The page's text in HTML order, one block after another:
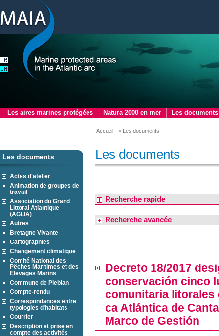
Les aires marines protégées Natura 2000 en mer Les documents
Accueil > Les documents
Les documents
Actes d'atelier
Animation de groupes de
travail
Association du Grand
Littoral Atlantique
(AGLIA)
Autres
Bretagne Vivante
Cartographies
Changement climatique
Comité National des
Pêches Maritimes et des
Elevages Marins
Commune de Plebian
Compte-rendu
Correspondances entre
typologies d’habitats
Courrier
Description et prise en
compte des activités
Les documents
Recherche rapide
Recherche avancée
Decreto 18/2017
conservación cinco
comunitaria litorales
ca Atlántica de
Marco de Gestión